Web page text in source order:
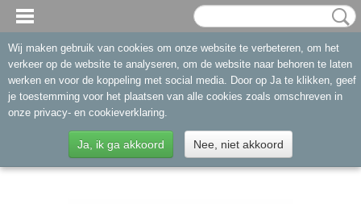
Wij maken gebruik van cookies om onze website te verbeteren, om het
verkeer op de website te analyseren, om de website naar behoren te laten
werken en voor de koppeling met social media. Door op Ja te klikken, geef
je toestemming voor het plaatsen van alle cookies zoals omschreven in
onze privacy- en cookieverklaring.
Ja, ik ga akkoord Nee, niet akkoord